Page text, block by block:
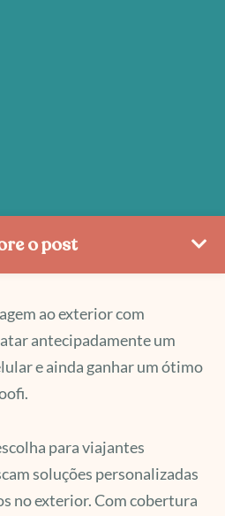
o post
ao exterior com
antecipadamente um
e ainda ganhar um ótimo
para viajantes
soluções personalizadas
no exterior. Com cobertura